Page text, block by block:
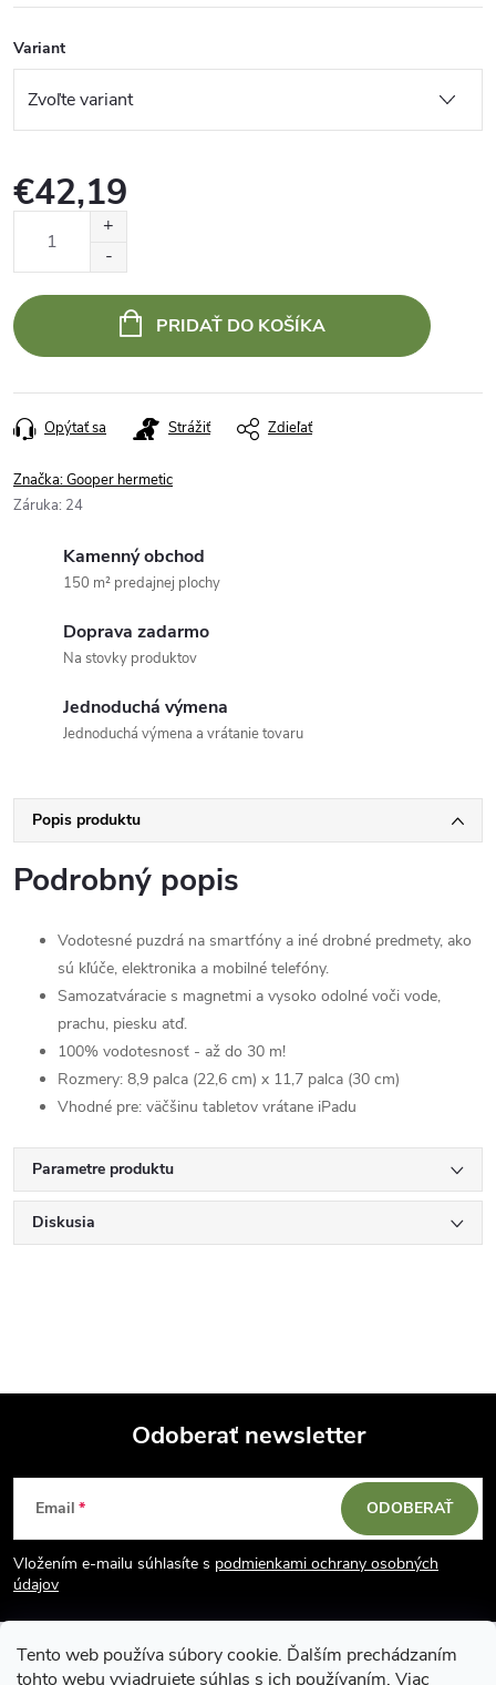
Tento web používa súbory cookie. Ďalším prechádzaním
tohto webu vyjadrujete súhlas s ich používaním. Viac
Variant
€42,19
PRIDAŤ DO KOŠÍKA
Opýtať sa Strážiť Zdieľať
Značka:Gooper hermetic
Záruka: 24
Kamenný obchod
150 m² predajnej plochy
Doprava zadarmo
Na stovky produktov
Jednoduchá výmena
Jednoduchá výmena a vrátanie tovaru
Popis produktu
Podrobný popis
Vodotesné puzdrá na smartfóny a iné drobné predmety, ako
sú kľúče, elektronika a mobilné telefóny.
Samozatváracie s magnetmi a vysoko odolné voči vode,
prachu, piesku atď.
100% vodotesnosť - až do 30 m!
Rozmery: 8,9 palca (22,6 cm) x 11,7 palca (30 cm)
Vhodné pre: väčšinu tabletov vrátane iPadu
Parametre produktu
Diskusia
Z
á
p
ä
Odoberať newsletter
Email
Vložením e-mailu súhlasíte s podmienkami ochrany osobných
údajov
ODOBERAŤ